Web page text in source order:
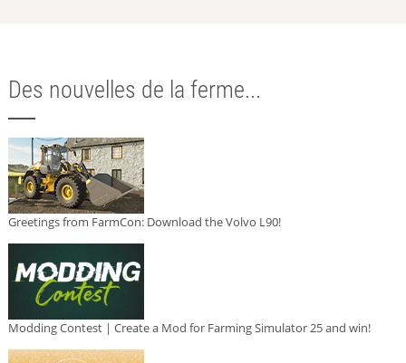
Des nouvelles de la ferme...
Greetings from FarmCon: Download the Volvo L90!
Modding Contest | Create a Mod for Farming Simulator 25 and win!